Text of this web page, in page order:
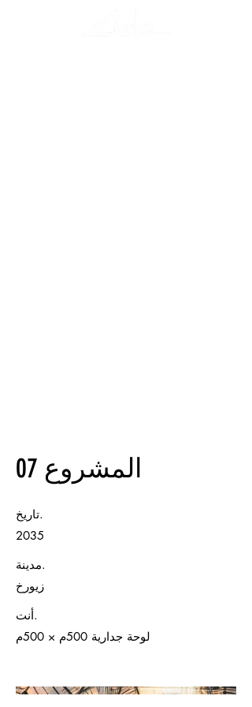
المشروع 07
تاريخ.
2035
مدينة.
زيورخ
أنت.
لوحة جدارية 500م × 500م